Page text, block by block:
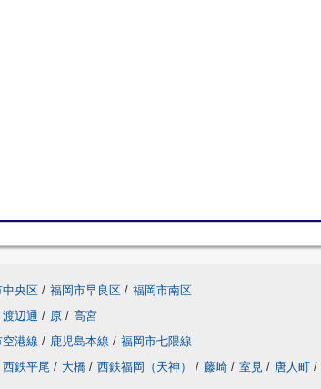
中央区 / 福岡市早良区 / 福岡市南区
渡辺通 / 原 / 高宮
港線 / 鹿児島本線 / 福岡市七隈線
西鉄平尾 / 大橋 / 西鉄福岡（天神） / 藤崎 / 室見 / 唐人町 /